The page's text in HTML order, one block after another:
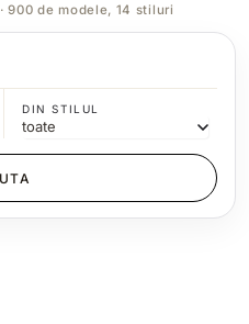
· 900 de modele, 14 stiluri
DIN STILUL